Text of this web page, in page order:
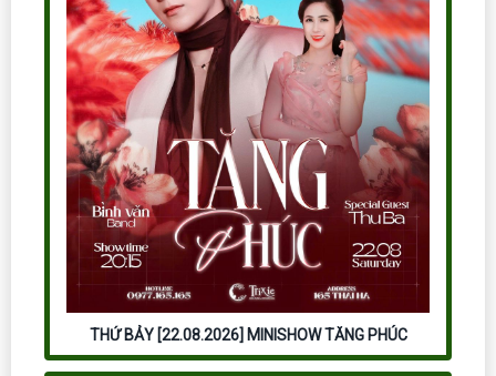
THỨ BẢY [22.08.2026] MINISHOW TĂNG PHÚC